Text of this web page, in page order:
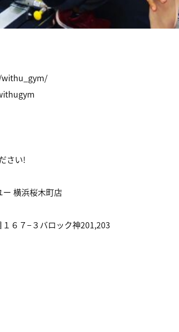
ACCESS
さい!
横浜桜木町店
６７−３バロック神201,203